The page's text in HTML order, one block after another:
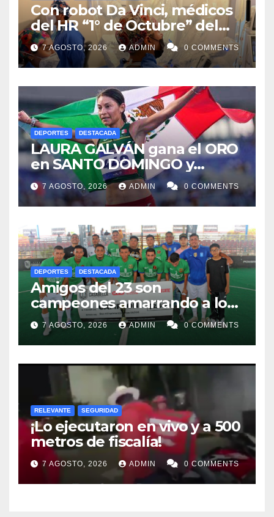
Con robot Da Vinci, médicos
del HR “1° de Octubre” del
ISSSTE retiran tumor renal a
paciente de 72 años
7 AGOSTO, 2026 ADMIN 0 COMMENTS
DEPORTES DESTACADA
LAURA GALVÁN gana el ORO
en SANTO DOMINGO y
dedica Medalla a sus padres
fallecidos
7 AGOSTO, 2026 ADMIN 0 COMMENTS
DEPORTES DESTACADA
Amigos del 23 son
campeones amarrando a los
“Perros Bravos”
7 AGOSTO, 2026 ADMIN 0 COMMENTS
RELEVANTE SEGURIDAD
¡Lo ejecutaron en vivo y a 500
metros de fiscalía!
7 AGOSTO, 2026 ADMIN 0 COMMENTS